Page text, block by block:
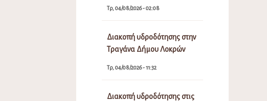
Τρ, 04/08/2026 - 02:08
Διακοπή υδροδότησης στην
Τραγάνα Δήμου Λοκρών
Τρ, 04/08/2026 - 11:32
Διακοπή υδροδότησης στις